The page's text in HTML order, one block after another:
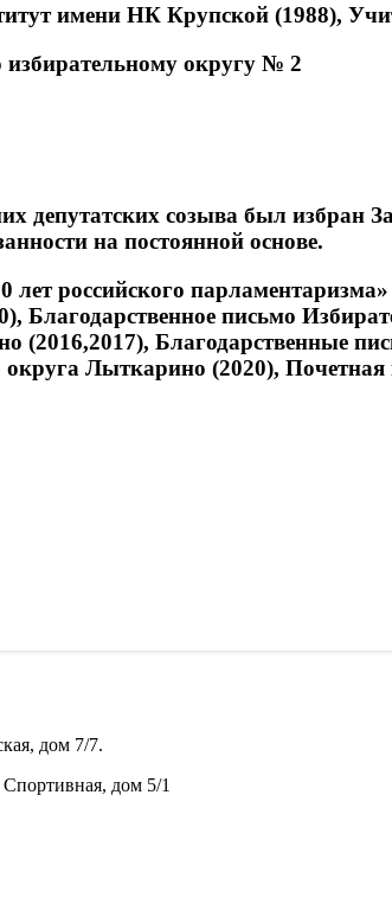
имени НК Крупской (1988),
избирательному округу № 2
депутатских созыва был избран
на постоянной основе.
российского
Благодарственное письмо
Благодарственные
округа Лыткарино (2020),
дом 7/7.
дом 5/1